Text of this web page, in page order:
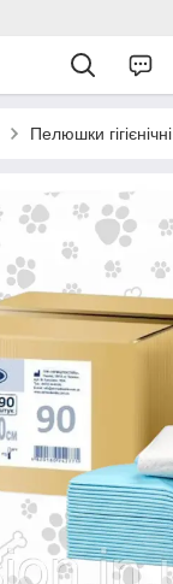
Пелюшки гігієнічні